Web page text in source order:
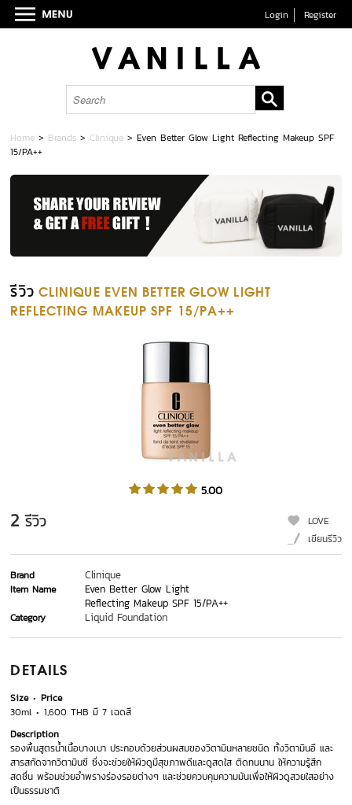
Login Register
Home > Brands > Clinique >Even Better Glow Light Reflecting Makeup SPF
15/PA++
รีวิว CLINIQUE EVEN BETTER GLOW LIGHT
REFLECTING MAKEUP SPF 15/PA++
5.00
2 รีวิว
LOVE
เขียนรีวิว
Brand Clinique
Item Name
Even Better Glow Light
Reflecting Makeup SPF 15/PA++
Category Liquid Foundation
DETAILS
Size
Price
30ml
1,600 THB มี 7 เฉดสี
Description
รองพื้นสูตรน้ำเนื้อบางเบา ประกอบด้วยส่วนผสมของวิตามินหลายชนิด ทั้งวิตามินอี และ
สารสกัดจากวิตามินซี ซึ่งจะช่วยให้ผิวดูมีสุขภาพดีและดูสดใส ติดทนนาน ให้ความรู้สึก
สดชื่น พร้อมช่วยอำพรางร่องรอยต่างๆ และช่วยควบคุมความมันเพื่อให้ผิวดูสวยใสอย่าง
เป็นธรรมชาติ